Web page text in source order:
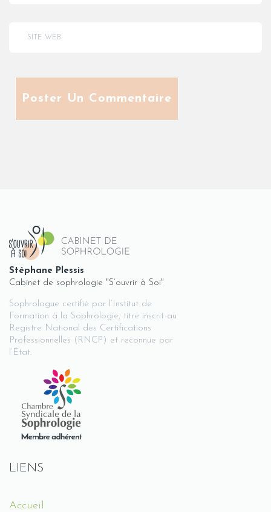
Stéphane Plessis
Cabinet de sophrologie "S’ouvrir à Soi"
Sophrologue certifié par l’Institut de
Formation à la Sophrologie, titre inscrit au
Registre National des Certifications
Professionnelles (RNCP) et reconnue par
l’État.
LIENS
Accueil